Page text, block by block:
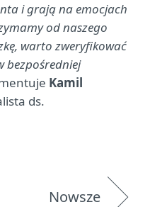
i grają na emocjach
od naszego
warto zweryfikować
bezpośredniej
Kamil
ds.
Nowsze